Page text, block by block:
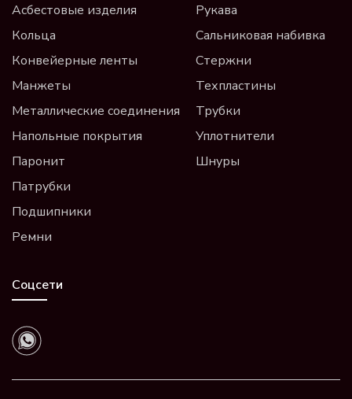
Асбестовые изделия
Кольца
Конвейерные ленты
Манжеты
Металлические соединения
Напольные покрытия
Паронит
Патрубки
Подшипники
Ремни
Рукава
Сальниковая набивка
Стержни
Техпластины
Трубки
Уплотнители
Шнуры
Соцсети